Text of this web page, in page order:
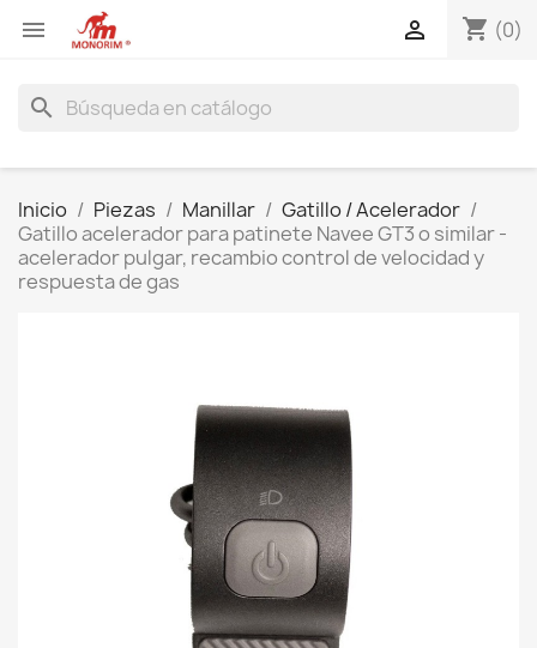
 shopping_cart (0)

search
Inicio Piezas Manillar
Gatillo / Acelerador
Gatillo acelerador para patinete Navee GT3 o similar -
acelerador pulgar, recambio control de velocidad y
respuesta de gas